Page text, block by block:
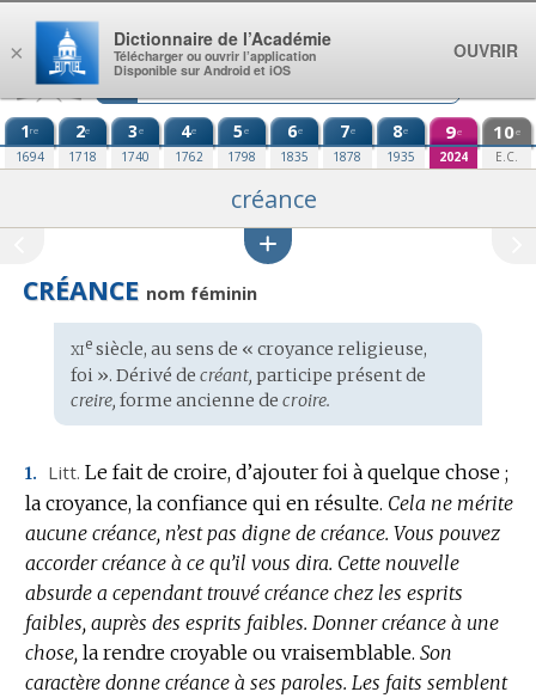
Aller au contenu
1re
1694
2e
1718
3e
1740
4e
1762
5e
1798
6e
1835
7e
1878
8e
1935
9e
2024
10e
E.C.
créance
CRÉANCE nom féminin
Étymologie
:
xiesiècle, au sens de « croyance religieuse,
foi ». Dérivé de créant, participe présent de
creire, forme ancienne de croire.
1. Litt. Le fait de croire, d’ajouter foi à quelque chose ;
la croyance, la confiance qui en résulte. Cela ne mérite
aucune créance, n’est pas digne de créance. Vous pouvez
accorder créance à ce qu’il vous dira. Cette nouvelle
absurde a cependant trouvé créance chez les esprits
faibles, auprès des esprits faibles. Donner créance à une
chose, la rendre croyable ou vraisemblable. Son
caractère donne créance à ses paroles. Les faits semblent
×
Dictionnaire de l’Académie
Télécharger ou ouvrir l’application
Disponible sur Android et iOS
OUVRIR